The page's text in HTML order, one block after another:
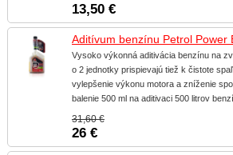
13,50 €
Aditívum benzínu Petrol Power
Vysoko výkonná aditivácia benzínu na
o 2 jednotky prispievajú tiež k čistote
vylepšenie výkonu motora a zníženie
balenie 500 ml na aditivaci 500 litrov
31,60 €
26 €